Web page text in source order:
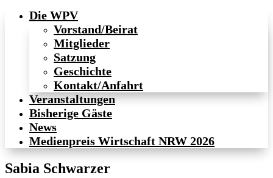
Die WPV
Vorstand/Beirat
Mitglieder
Satzung
Geschichte
Kontakt/Anfahrt
Veranstaltungen
Bisherige Gäste
News
Medienpreis Wirtschaft NRW 2026
Sabia Schwarzer